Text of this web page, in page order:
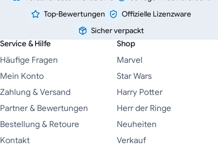
Top-Bewertungen
Offizielle Lizenzware
Sicher verpackt
Service & Hilfe
Häufige Fragen
Mein Konto
Zahlung & Versand
Partner & Bewertungen
Bestellung & Retoure
Kontakt
Shop
Marvel
Star Wars
Harry Potter
Herr der Ringe
Neuheiten
Verkauf